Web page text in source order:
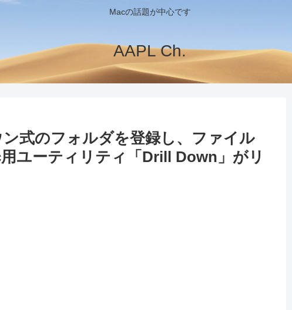
Macの話題が中心です
AAPL Ch.
式のフォルダを登録し、ファイル
ユーティリティ「Drill Down」がリ